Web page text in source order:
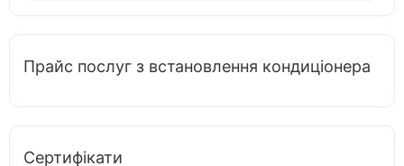
Прайс послуг з встановлення кондиціонера
Сертифікати